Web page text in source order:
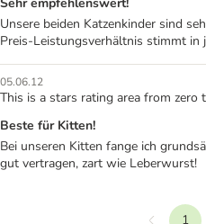
Unsere beiden Katzenkinder sind
Preis-Leistungsverhältnis stimmt in
05.06.12
This is a stars rating area from zero
Beste für Kitten!
Bei unseren Kitten fange ich
gut vertragen, zart wie Leberwurst!
1